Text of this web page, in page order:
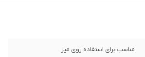
مناسب برای استفاده روی میز